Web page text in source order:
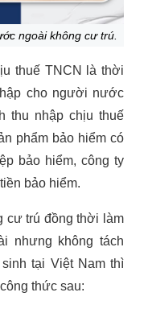
ngoài không cư trú.
thuế TNCN là thời
cho người nước
thu nhập chịu thuế
phẩm bảo hiểm có
bảo hiểm, công ty
bảo hiểm.
trú đồng thời làm
nhưng không tách
tại Việt Nam thì
thức sau: